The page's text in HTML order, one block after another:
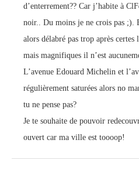
d’enterrement?? Car j’habite à
noir.. Du moins je ne crois pas ;).
alors délabré pas trop après certes
mais magnifiques il n’est
L’avenue Edouard Michelin et
régulièrement saturées alors no
tu ne pense pas?
Je te souhaite de pouvoir
ouvert car ma ville est toooop!